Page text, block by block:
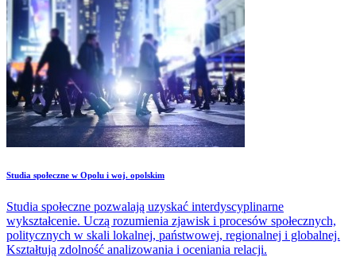
Studia społeczne w Opolu i woj. opolskim
Studia społeczne pozwalają uzyskać interdyscyplinarne
wykształcenie. Uczą rozumienia zjawisk i procesów społecznych,
politycznych w skali lokalnej, państwowej, regionalnej i globalnej.
Kształtują zdolność analizowania i oceniania relacji.